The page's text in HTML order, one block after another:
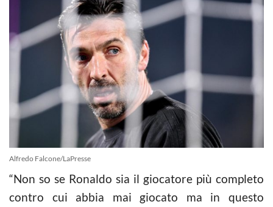
Alfredo Falcone/LaPresse
“Non so se Ronaldo sia il giocatore più completo
contro cui abbia mai giocato ma in questo